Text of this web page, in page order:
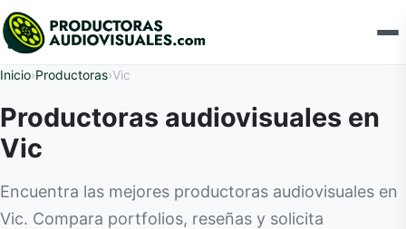
Inicio›Productoras›Vic
Productoras audiovisuales en
Vic
Encuentra las mejores productoras audiovisuales en
Vic. Compara portfolios, reseñas y solicita